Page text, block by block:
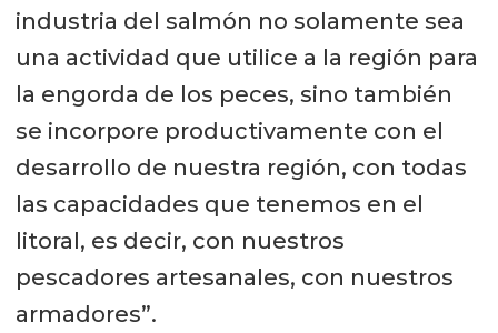
industria del salmón no solamente sea
una actividad que utilice a la región para
la engorda de los peces, sino también
se incorpore productivamente con el
desarrollo de nuestra región, con todas
las capacidades que tenemos en el
litoral, es decir, con nuestros
pescadores artesanales, con nuestros
armadores”.